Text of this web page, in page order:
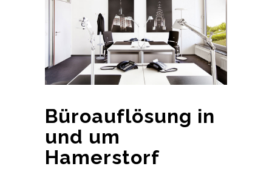
Büroauflösung in
und um
Hamerstorf